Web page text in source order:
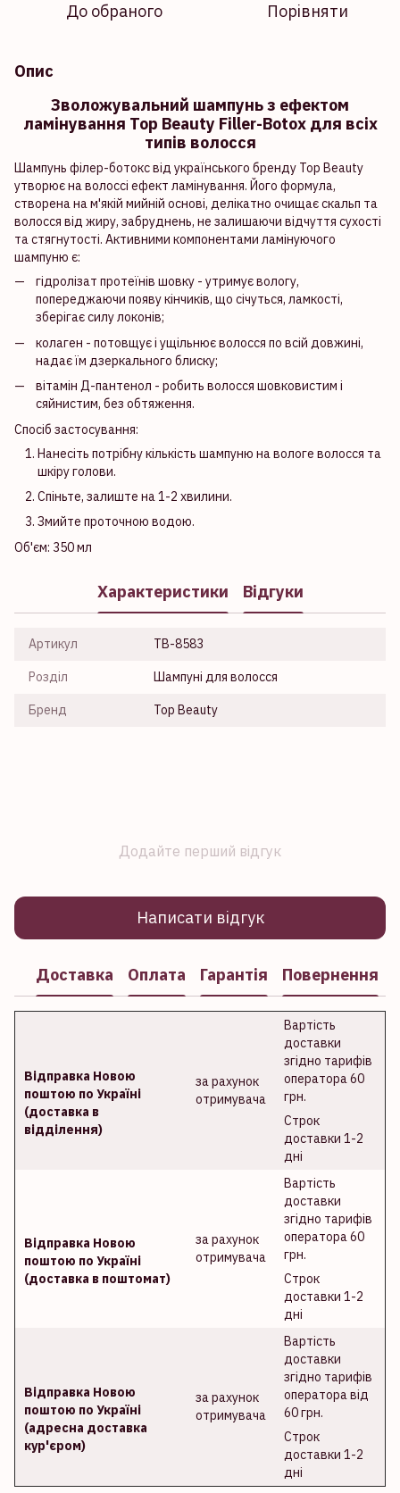
До обраного Порівняти
Опис
Зволожувальний шампунь з ефектом
ламінування Top Beauty Filler-Botox для всіх
типів волосся
Шампунь філер-ботокс від українського бренду Top Beauty
утворює на волоссі ефект ламінування. Його формула,
створена на м'якій мийній основі, делікатно очищає скальп та
волосся від жиру, забруднень, не залишаючи відчуття сухості
та стягнутості. Активними компонентами ламінуючого
шампуню є:
гідролізат протеїнів шовку - утримує вологу,
попереджаючи появу кінчиків, що січуться, ламкості,
зберігає силу локонів;
колаген - потовщує і ущільнює волосся по всій довжині,
надає їм дзеркального блиску;
вітамін Д-пантенол - робить волосся шовковистим і
сяйнистим, без обтяження.
Спосіб застосування:
Нанесіть потрібну кількість шампуню на вологе волосся та
шкіру голови.
Спіньте, залиште на 1-2 хвилини.
Змийте проточною водою.
Об'єм: 350 мл
Характеристики Відгуки
Артикул TB-8583
Розділ Шампуні для волосся
Бренд Top Beauty
Додайте перший відгук
Написати відгук
Доставка Оплата Гарантія Повернення
Відправка Новою
поштою по Україні
(доставка в
відділення)
за рахунок
отримувача
Вартість
доставки
згідно тарифів
оператора 60
грн.
Строк
доставки 1-2
дні
Відправка Новою
поштою по Україні
(доставка в поштомат)
за рахунок
отримувача
Вартість
доставки
згідно тарифів
оператора 60
грн.
Строк
доставки 1-2
дні
Відправка Новою
поштою по Україні
(адресна доставка
кур'єром)
за рахунок
отримувача
Вартість
доставки
згідно тарифів
оператора від
60 грн.
Строк
доставки 1-2
дні